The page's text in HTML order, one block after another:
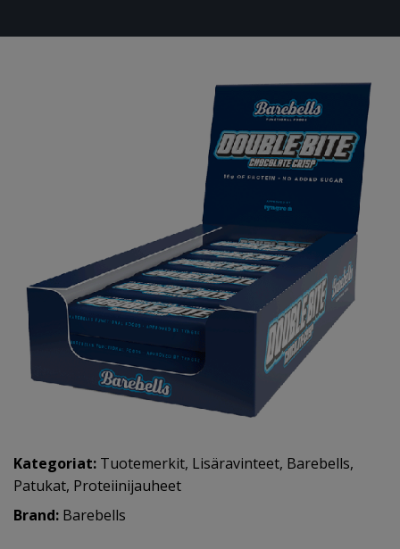
Kategoriat: Tuotemerkit, Lisäravinteet, Barebells,
Patukat, Proteiinijauheet
Brand: Barebells